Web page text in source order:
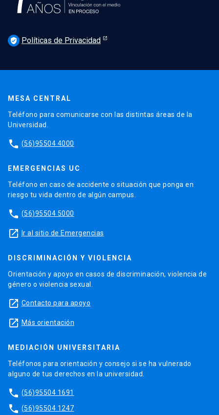
verified_user Políticas de Privacidad
MESA CENTRAL
Teléfono para comunicarse con las distintas áreas de la
Universidad.
phone (56)95504 4000
EMERGENCIAS UC
Teléfono en caso de accidente o situación que ponga en
riesgo tu vida dentro de algún campus.
phone (56)95504 5000
launch Ir al sitio de Emergencias
DISCRIMINACIÓN Y VIOLENCIA
Orientación y apoyo en casos de discriminación, violencia de
género o violencia sexual.
launch Contacto para apoyo
launch Más orientación
MEDIACIÓN UNIVERSITARIA
Teléfonos para orientación y consejo si se ha vulnerado
alguno de tus derechos en la universidad.
phone (56)95504 1691
phone (56)95504 1247